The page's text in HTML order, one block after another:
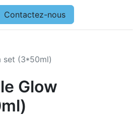
Contactez-nous
set (3*50ml)
Glow